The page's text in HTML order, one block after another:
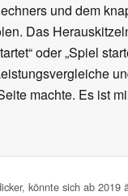
und dem
Das
oder „Spiel
machte. Es ist
könnte sich ab 2019